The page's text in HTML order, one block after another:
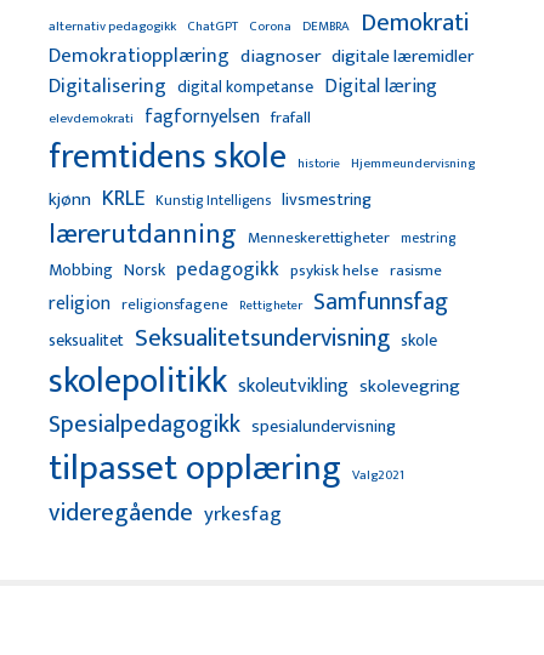
alternativ pedagogikk ChatGPT Corona DEMBRA Demokrati
Demokratiopplæring diagnoser digitale læremidler
Digitalisering digital kompetanse Digital læring
elevdemokrati fagfornyelsen frafall
fremtidens skole historie Hjemmeundervisning
kjønn KRLE Kunstig Intelligens livsmestring
lærerutdanning Menneskerettigheter mestring
Mobbing Norsk pedagogikk psykisk helse rasisme
religion religionsfagene Rettigheter Samfunnsfag
seksualitet Seksualitetsundervisning skole
skolepolitikk skoleutvikling skolevegring
Spesialpedagogikk spesialundervisning
tilpasset opplæring Valg2021
videregående yrkesfag